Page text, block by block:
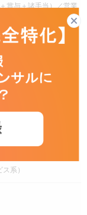
賞与＋諸手当）／営業
賞与＋諸手当）／所長
MR、営業職（医療機
者、営業職（診断
MS、営業職（サービ
機器営業（非立会系/
ティ系）、営業職
断機器営業（DMR含
系）